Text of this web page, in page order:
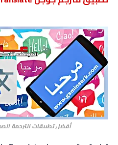
أفضل تطبيقات الترجمة